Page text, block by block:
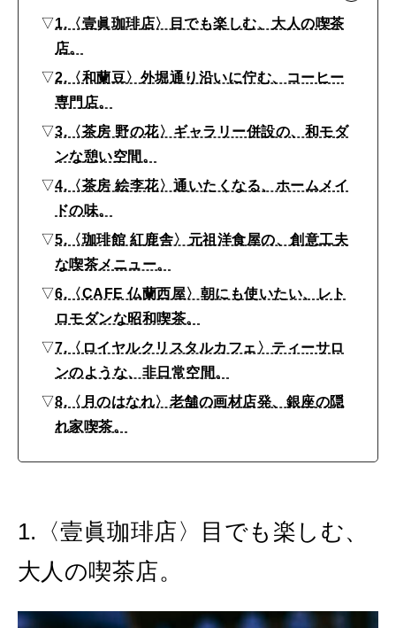
▽1.〈壹眞珈琲店〉目でも楽しむ、大人の喫茶
店。
▽2.〈和蘭豆〉外堀通り沿いに佇む、コーヒー
専門店。
▽3.〈茶房 野の花〉ギャラリー併設の、和モダ
ンな憩い空間。
▽4.〈茶房 絵李花〉通いたくなる、ホームメイ
ドの味。
▽5.〈珈琲館 紅鹿舎〉元祖洋食屋の、創意工夫
な喫茶メニュー。
▽6.〈CAFE 仏蘭西屋〉朝にも使いたい、レト
ロモダンな昭和喫茶。
▽7.〈ロイヤルクリスタルカフェ〉ティーサロ
ンのような、非日常空間。
▽8.〈月のはなれ〉老舗の画材店発、銀座の隠
れ家喫茶。
1.〈壹眞珈琲店〉目でも楽しむ、
大人の喫茶店。